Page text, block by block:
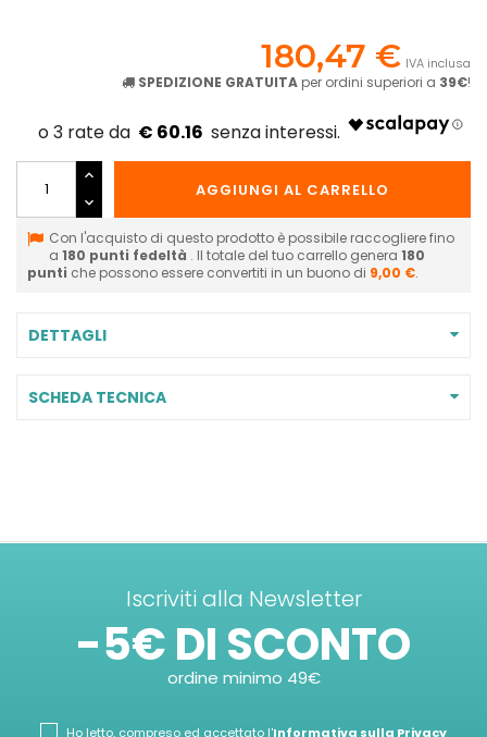
180,47 € IVA inclusa
SPEDIZIONE GRATUITA per ordini superiori a 39€!
€ 60.16
AGGIUNGI AL CARRELLO
Con l'acquisto di questo prodotto è possibile raccogliere fino
a 180 punti fedeltà . Il totale del tuo carrello genera 180
punti che possono essere convertiti in un buono di 9,00 €.
DETTAGLI
SCHEDA TECNICA
Iscriviti alla Newsletter
-5€ DI SCONTO
ordine minimo 49€
Ho letto, compreso ed accettato l'Informativa sulla Privacy